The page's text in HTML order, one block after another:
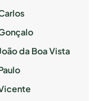
da Boa Vista